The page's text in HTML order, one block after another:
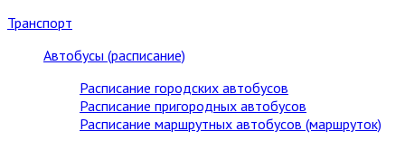
Транспорт
Автобусы (расписание)
Расписание городских автобусов
Расписание пригородных автобусов
Расписание маршрутных автобусов (маршруток)